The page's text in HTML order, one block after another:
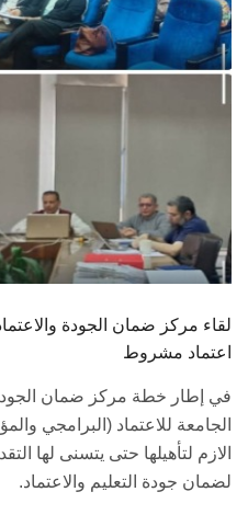
لقاء مركز ضمان الجودة
اعتماد مشروط
في إطار خطة مركز ضمان الجودة
الجامعة للاعتماد (البرامجي
الازم لتأهيلها حتى يتسنى لها
لضمان جودة التعليم والاعتماد.